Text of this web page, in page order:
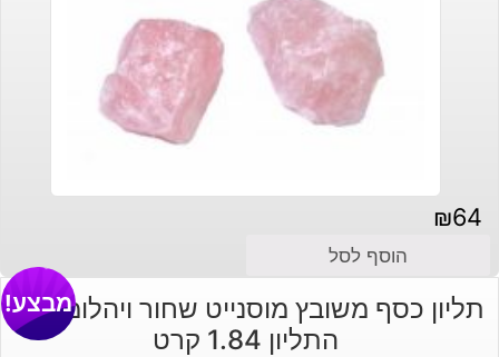
₪64
הוסף לסל
תליון כסף משובץ מוסנייט שחור ויהלומי גלם
התליון 1.84 קרט
מבצע!